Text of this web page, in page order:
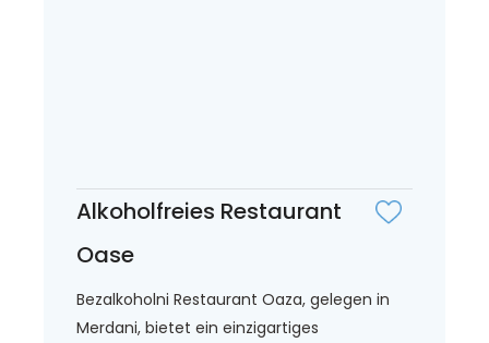
Alkoholfreies Restaurant
Oase
Bezalkoholni Restaurant Oaza, gelegen in
Merdani, bietet ein einzigartiges